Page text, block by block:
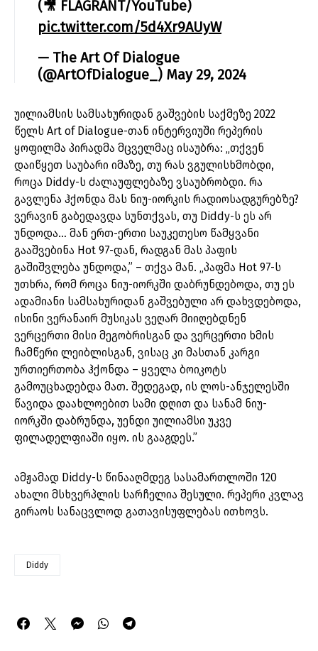
(🎥 FLAGRANT/YouTube)
pic.twitter.com/5d4Xr9AUyW
— The Art Of Dialogue
(@ArtOfDialogue_) May 29, 2024
უილიამსის სამსახურიდან გაშვების საქმეზე 2022
წელს Art of Dialogue-თან ინტერვიუში რეპერის
ყოფილმა პირადმა მცველმაც ისაუბრა: „თქვენ
დაიწყეთ საუბარი იმაზე, თუ რას ვგულისხმობდი,
როცა Diddy-ს ძალაუფლებაზე ვსაუბრობდი. რა
გავლენა ჰქონდა მას ნიუ-იორკის რადიოსადგურებზე?
ვერავინ გაბედავდა სუნთქვას, თუ Diddy-ს ეს არ
უნდოდა… მან ერთ-ერთი საუკეთესო წამყვანი
გააშვებინა Hot 97-დან, რადგან მას პაფის
გაშიშვლება უნდოდა,” – თქვა მან. „პაფმა Hot 97-ს
უთხრა, რომ როცა ნიუ-იორკში დაბრუნდებოდა, თუ ეს
ადამიანი სამსახურიდან გაშვებული არ დახვდებოდა,
ისინი ვერანაირ მუსიკას ვეღარ მიიღებდნენ
ვერცერთი მისი მეგობრისგან და ვერცერთი ხმის
ჩამწერი ლეიბლისგან, ვისაც კი მასთან კარგი
ურთიერთობა ჰქონდა – ყველა ბოიკოტს
გამოუცხადებდა მათ. შედეგად, ის ლოს-ანჯელესში
წავიდა დაახლოებით სამი დღით და სანამ ნიუ-
იორკში დაბრუნდა, უენდი უილიამსი უკვე
ფილადელფიაში იყო. ის გააგდეს.”
ამჟამად Diddy-ს წინააღმდეგ სასამართლოში 120
ახალი მსხვერპლის სარჩელია შესული. რეპერი კვლავ
გირაოს სანაცვლოდ გათავისუფლებას ითხოვს.
Diddy